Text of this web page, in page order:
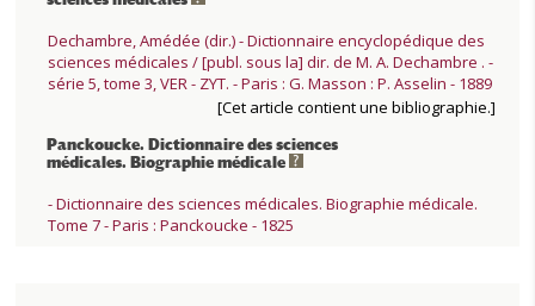
Dechambre, Amédée (dir.) - Dictionnaire encyclopédique des
sciences médicales / [publ. sous la] dir. de M. A. Dechambre . -
série 5, tome 3, VER - ZYT. - Paris : G. Masson : P. Asselin - 1889
[Cet article contient une bibliographie.]
Panckoucke. Dictionnaire des sciences
médicales. Biographie médicale
- Dictionnaire des sciences médicales. Biographie médicale.
Tome 7 - Paris : Panckoucke - 1825